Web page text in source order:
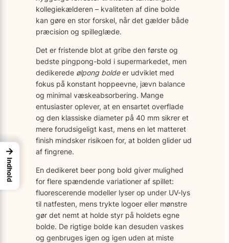
kollegiekælderen – kvaliteten af dine bolde
kan gøre en stor forskel, når det gælder både
præcision og spilleglæde.
Det er fristende blot at gribe den første og
bedste pingpong-bold i supermarkedet, men
dedikerede ølpong boldeer udviklet med
fokus på konstant hoppeevne, jævn balance
og minimal væskeabsorbering. Mange
entusiaster oplever, at en ensartet overflade
og den klassiske diameter på 40 mm sikrer et
mere forudsigeligt kast, mens en let matteret
finish mindsker risikoen for, at bolden glider ud
af fingrene.
En dedikeret beer pong bold giver mulighed
for flere spændende variationer af spillet:
fluorescerende modeller lyser op under UV-lys
til natfesten, mens trykte logoer eller mønstre
gør det nemt at holde styr på holdets egne
bolde. De rigtige bolde kan desuden vaskes
og genbruges igen og igen uden at miste
→
Indhold